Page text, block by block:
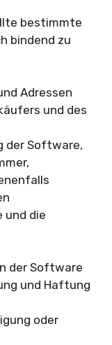
bestimmte
bindend zu
Adressen
und des
der Software,
und die
der Software
und Haftung
oder